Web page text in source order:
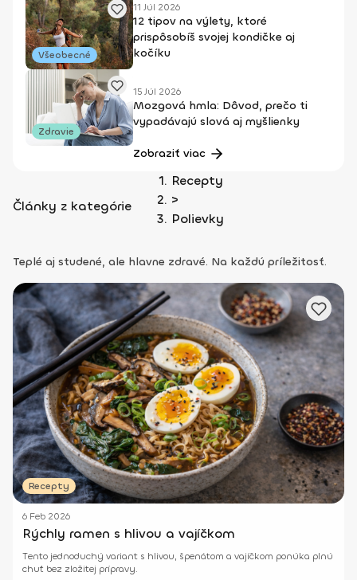
Všeobecné
11 Júl 2026
12 tipov na výlety, ktoré
prispôsobíš svojej kondičke aj
kočíku
Zdravie
15 Júl 2026
Mozgová hmla: Dôvod, prečo ti
vypadávajú slová aj myšlienky
Zobraziť viac
Články z kategórie
Recepty
>
Polievky
Teplé aj studené, ale hlavne zdravé. Na každú príležitosť.
Recepty
6 Feb 2026
Rýchly ramen s hlivou a vajíčkom
Tento jednoduchý variant s hlivou, špenátom a vajíčkom ponúka plnú
chuť bez zložitej prípravy.